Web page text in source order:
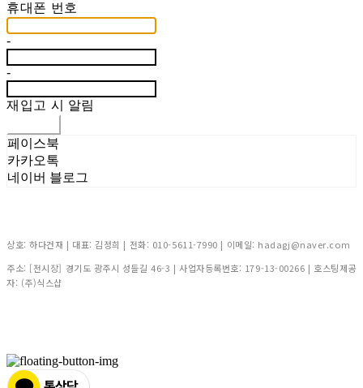
휴대폰 번호
-
-
재입고 시 알림
페이스북
카카오톡
네이버 블로그
상호: 하다건재 | 대표: 김정희 | 전화: 010-5611-7990 | 이메일: hadagj@naver.com
주소: [전시장] 경기도 광주시 성들길 46-3 | 사업자등록번호: 179-13-00266 | 호스팅제공
자: (주)식스샵